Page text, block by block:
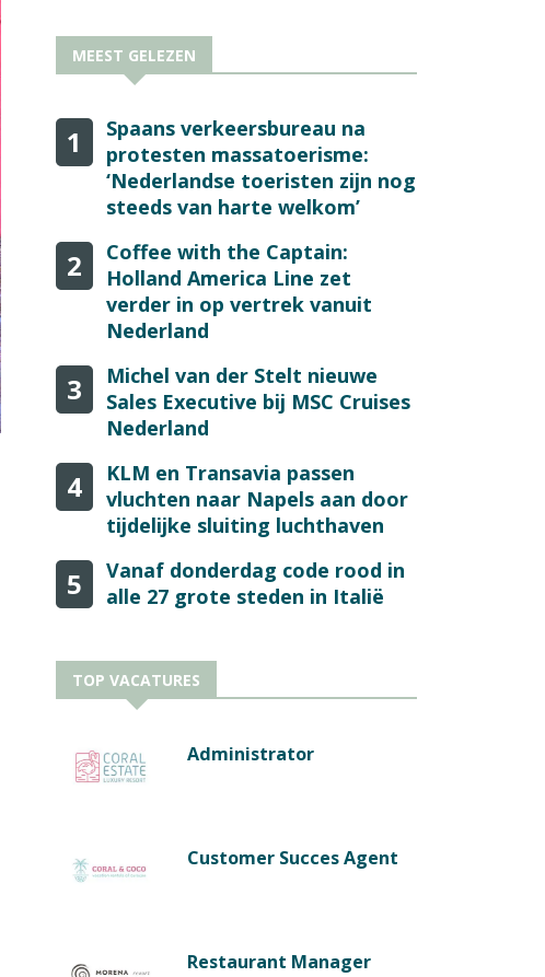
MEEST GELEZEN
1
Spaans verkeersbureau na
protesten massatoerisme:
‘Nederlandse toeristen zijn nog
steeds van harte welkom’
2
Coffee with the Captain:
Holland America Line zet
verder in op vertrek vanuit
Nederland
3
Michel van der Stelt nieuwe
Sales Executive bij MSC Cruises
Nederland
4
KLM en Transavia passen
vluchten naar Napels aan door
tijdelijke sluiting luchthaven
5
Vanaf donderdag code rood in
alle 27 grote steden in Italië
TOP VACATURES
Administrator
Customer Succes Agent
Restaurant Manager